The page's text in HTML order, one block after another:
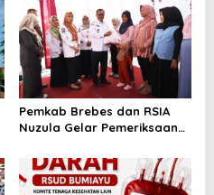
Pemkab Brebes dan RSIA
Nuzula Gelar Pemeriksaan
Perkuat Kesehatan Ibu dan
Bayi